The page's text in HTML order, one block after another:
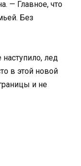
— Главное, что
Без
лед
в этой новой
и не